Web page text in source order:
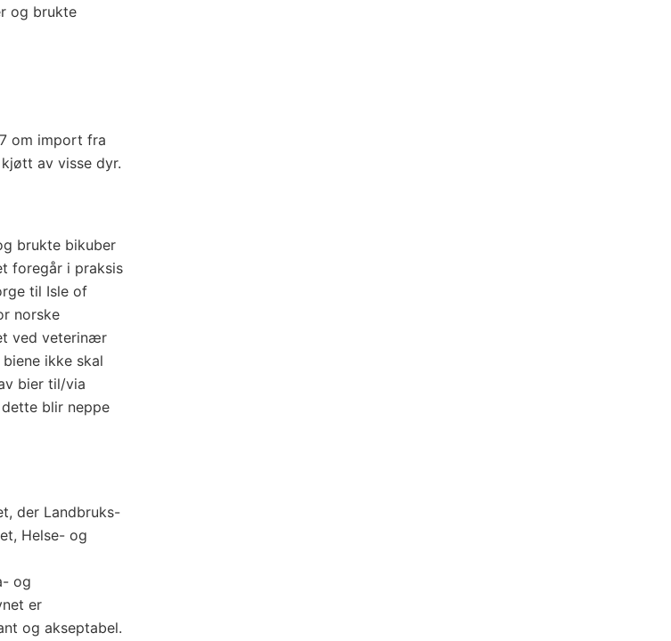
og brukte
om import fra
av visse dyr.
brukte bikuber
foregår i praksis
til Isle of
norske
ved veterinær
ikke skal
bier til/via
blir neppe
der Landbruks-
Helse- og
og
er
og akseptabel.